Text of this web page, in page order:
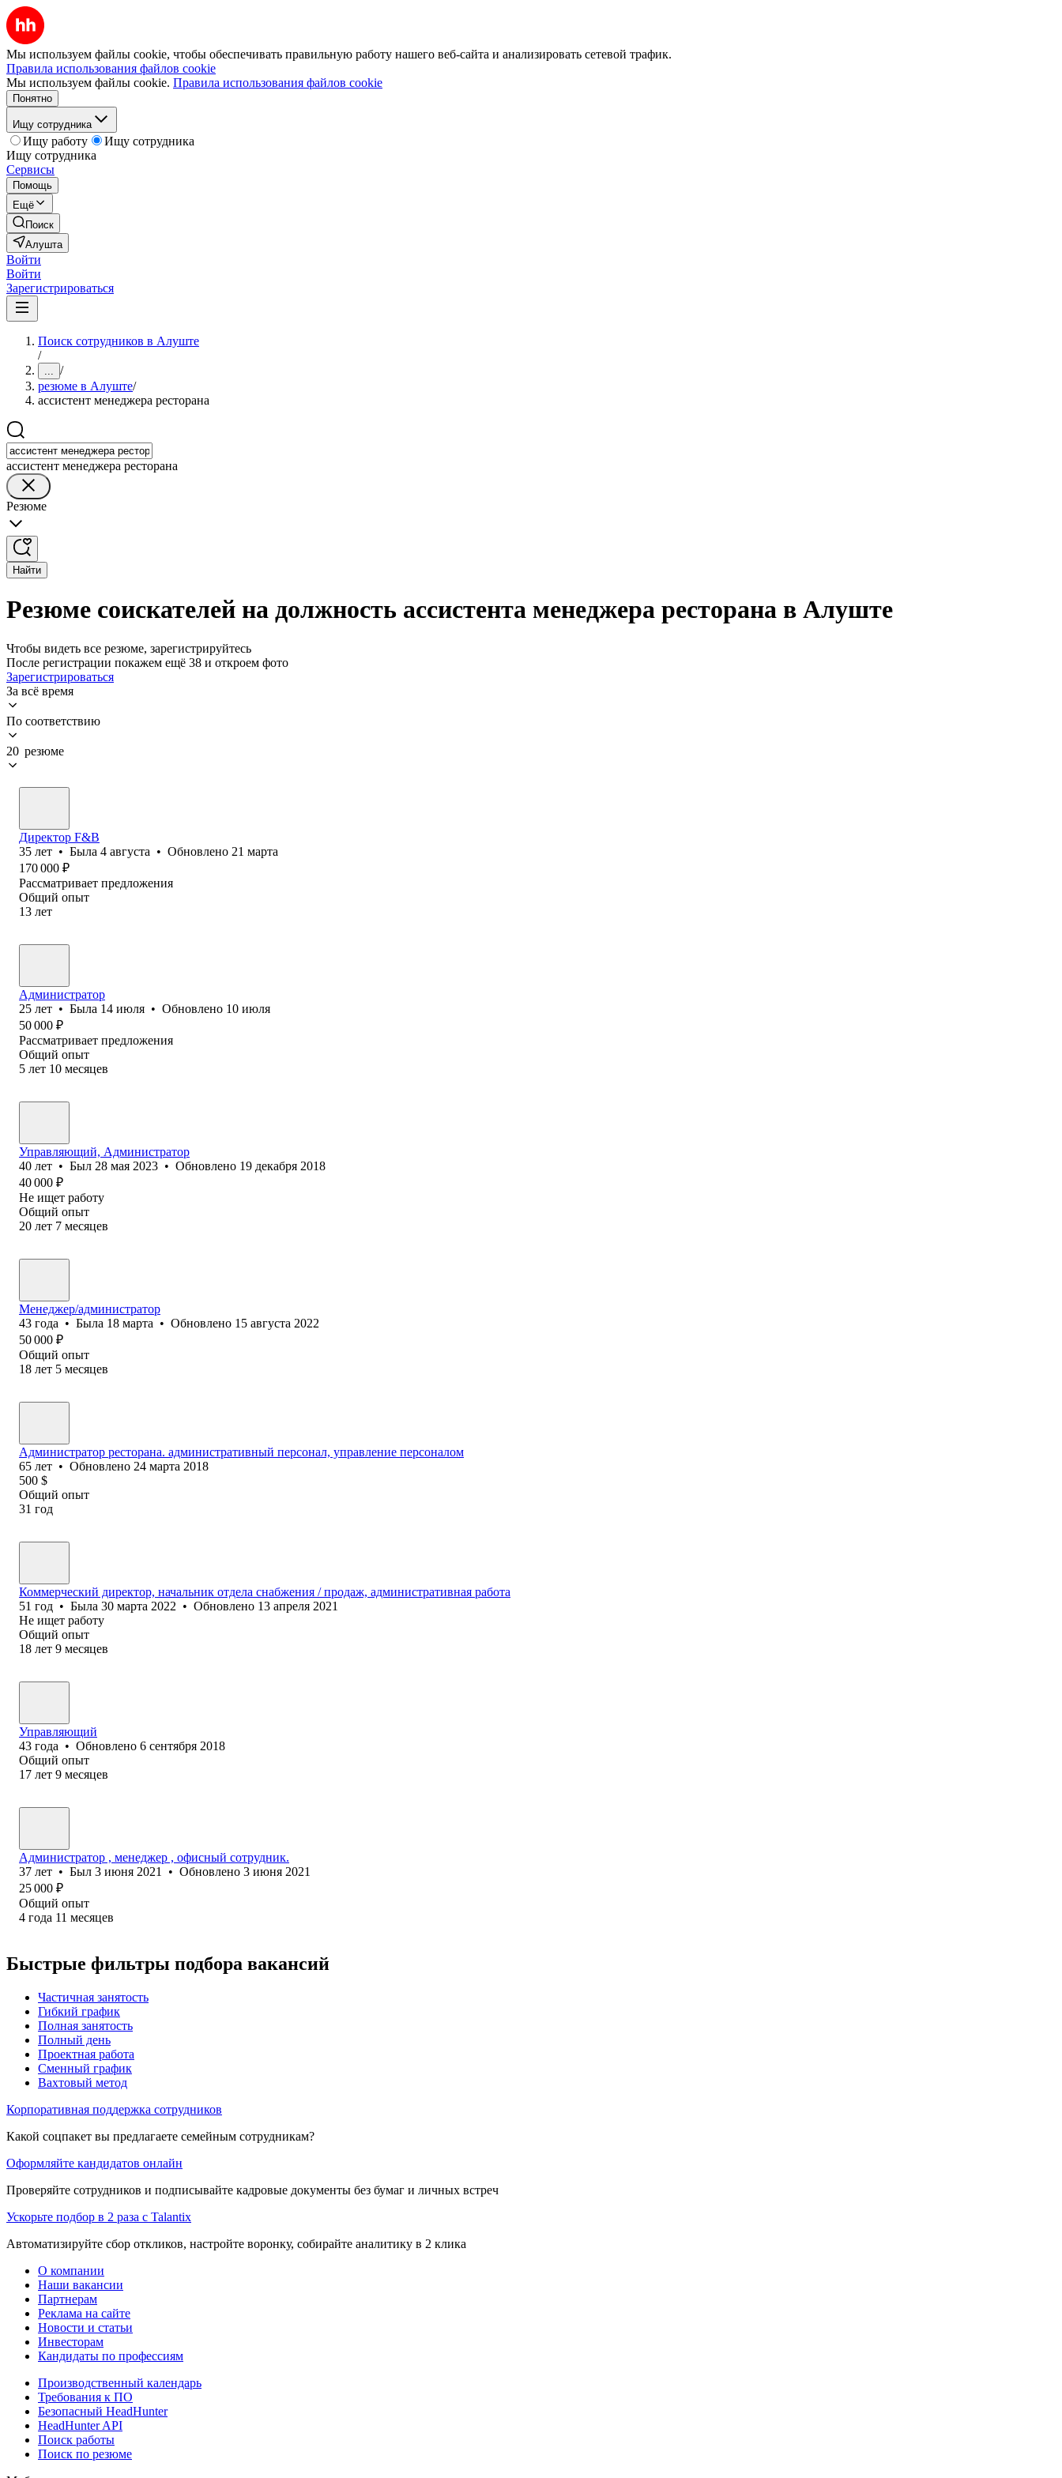
Мы используем файлы cookie, чтобы обеспечивать правильную работу нашего веб-сайта и анализировать сетевой трафик.
Правила использования файлов cookie
Мы используем файлы cookie. Правила использования файлов cookie
Понятно
Ищу сотрудника
Ищу работу
Ищу сотрудника
Ищу сотрудника
Сервисы
Помощь
Ещё
Поиск
Алушта
Войти
Войти
Зарегистрироваться
Поиск сотрудников в Алуште
/
... /
резюме в Алуште/
ассистент менеджера ресторана
ассистент менеджера ресторана
Резюме
Найти
Резюме соискателей на должность ассистента менеджера ресторана в Алуште
Чтобы видеть все резюме, зарегистрируйтесь
После регистрации покажем ещё 38 и откроем фото
Зарегистрироваться
За всё время
По соответствию
20 резюме
Директор F&B
35 лет • Была 4 августа • Обновлено 21 марта
170 000 ₽
Рассматривает предложения
Общий опыт
13 лет
Администратор
25 лет • Была 14 июля • Обновлено 10 июля
50 000 ₽
Рассматривает предложения
Общий опыт
5 лет 10 месяцев
Управляющий, Администратор
40 лет • Был 28 мая 2023 • Обновлено 19 декабря 2018
40 000 ₽
Не ищет работу
Общий опыт
20 лет 7 месяцев
Менеджер/администратор
43 года • Была 18 марта • Обновлено 15 августа 2022
50 000 ₽
Общий опыт
18 лет 5 месяцев
Администратор ресторана. административный персонал, управление персоналом
65 лет • Обновлено 24 марта 2018
500 $
Общий опыт
31 год
Коммерческий директор, начальник отдела снабжения / продаж, административная работа
51 год • Была 30 марта 2022 • Обновлено 13 апреля 2021
Не ищет работу
Общий опыт
18 лет 9 месяцев
Управляющий
43 года • Обновлено 6 сентября 2018
Общий опыт
17 лет 9 месяцев
Администратор , менеджер , офисный сотрудник.
37 лет • Был 3 июня 2021 • Обновлено 3 июня 2021
25 000 ₽
Общий опыт
4 года 11 месяцев
Быстрые фильтры подбора вакансий
Частичная занятость
Гибкий график
Полная занятость
Полный день
Проектная работа
Сменный график
Вахтовый метод
Корпоративная поддержка сотрудников
Какой соцпакет вы предлагаете семейным сотрудникам?
Оформляйте кандидатов онлайн
Проверяйте сотрудников и подписывайте кадровые документы без бумаг и личных встреч
Ускорьте подбор в 2 раза с Talantix
Автоматизируйте сбор откликов, настройте воронку, собирайте аналитику в 2 клика
О компании
Наши вакансии
Партнерам
Реклама на сайте
Новости и статьи
Инвесторам
Кандидаты по профессиям
Производственный календарь
Требования к ПО
Безопасный HeadHunter
HeadHunter API
Поиск работы
Поиск по резюме